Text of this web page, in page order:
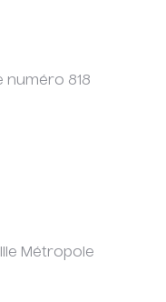
numéro 818
Métropole